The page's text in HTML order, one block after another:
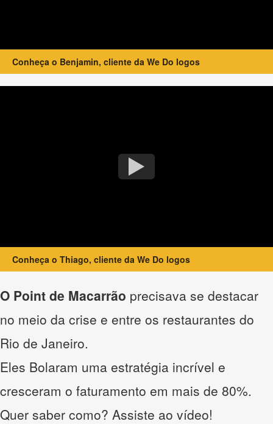
Conheça o Benjamin, cliente da We Do logos
Conheça o Thiago, cliente da We Do logos
O Point de Macarrão precisava se destacar
no meio da crise e entre os restaurantes do
Rio de Janeiro.
Eles Bolaram uma estratégia incrível e
cresceram o faturamento em mais de 80%.
Quer saber como? Assiste ao vídeo!